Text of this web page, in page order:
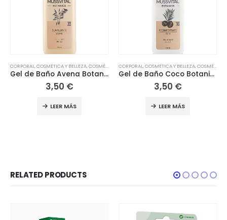
,HERBOLARIO,ACEITES ESENCIALES
CORPORAL,COSMÉTICA Y BELLEZA,COSMÉTICA NATURAL ,HERBOLARIO,ACEITES ESENCIALES
Gel de Baño Avena Botanics 750ml
3,50 €
LEER MÁS
CORPORAL,COSMÉTICA Y BELLEZA,COSMÉTICA NATURAL
Gel de Baño Coco Botanics 750ml
3,50 €
LEER MÁS
RELATED PRODUCTS